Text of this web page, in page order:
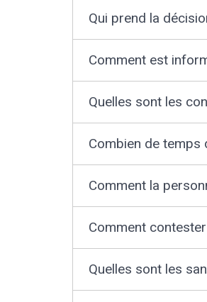
Qui prend la
Comment est
Quelles sont les
Combien de temps
Comment la
Comment
Quelles sont les